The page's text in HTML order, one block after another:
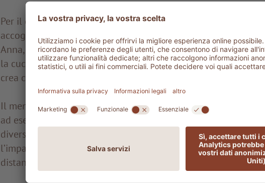
Per il corso di cucina, le porte della nostra cantina sono
accogliere ogni martedì gli ospiti dell'ADLER Spa Resort
Anna, oltre ad essere una meravigliosa cuoca, sa contagiare
la cucina chi le sta intorno. "Cucinare è un’attività divertente,
crea complicità", dice.
Il menu varia a seconda delle stagioni, ma non mancano mai
ad esempio i pici, simili a grossi spaghetti, che possono
diversi. Da noi si fanno a mano con i migliori ingredienti del
l’impasto proviene dai grani antichi del Mulino della Val
distanza, e l’olio d’oliva direttamente dalla nostra tenuta.